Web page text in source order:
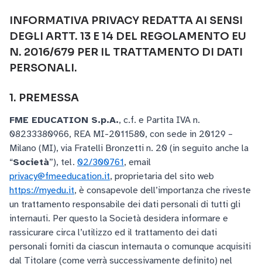
INFORMATIVA PRIVACY REDATTA AI SENSI
DEGLI ARTT. 13 E 14 DEL REGOLAMENTO EU
N. 2016/679 PER IL TRATTAMENTO DI DATI
PERSONALI.
1. PREMESSA
FME EDUCATION S.p.A., c.f. e Partita IVA n.
08233380966, REA MI-2011580, con sede in 20129 –
Milano (MI), via Fratelli Bronzetti n. 20 (in seguito anche la
“Società”), tel. 02/300761, email
privacy@fmeeducation.it, proprietaria del sito web
https://myedu.it, è consapevole dell’importanza che riveste
un trattamento responsabile dei dati personali di tutti gli
internauti. Per questo la Società desidera informare e
rassicurare circa l’utilizzo ed il trattamento dei dati
personali forniti da ciascun internauta o comunque acquisiti
dal Titolare (come verrà successivamente definito) nel